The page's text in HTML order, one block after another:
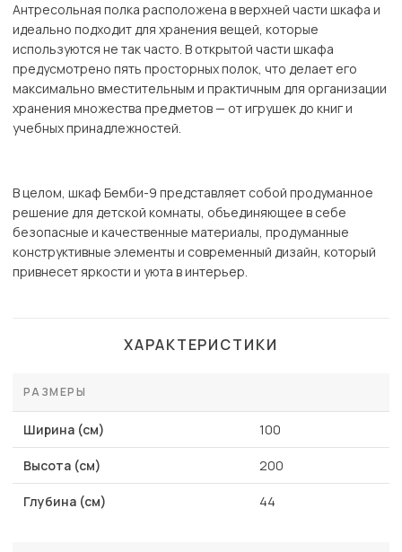
Антресольная полка расположена в верхней части шкафа и
идеально подходит для хранения вещей, которые
используются не так часто. В открытой части шкафа
предусмотрено пять просторных полок, что делает его
максимально вместительным и практичным для организации
хранения множества предметов — от игрушек до книг и
учебных принадлежностей.
В целом, шкаф Бемби-9 представляет собой продуманное
решение для детской комнаты, объединяющее в себе
безопасные и качественные материалы, продуманные
конструктивные элементы и современный дизайн, который
привнесет яркости и уюта в интерьер.
ХАРАКТЕРИСТИКИ
РАЗМЕРЫ
Ширина (см) 100
Высота (см) 200
Глубина (см) 44